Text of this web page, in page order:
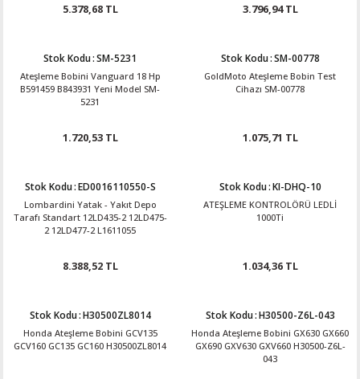
5.378,68 TL 3.796,94 TL
Stok Kodu:SM-5231
Ateşleme Bobini Vanguard 18 Hp
B591459 B843931 Yeni Model SM-
5231
1.720,53 TL
Stok Kodu:SM-00778
GoldMoto Ateşleme Bobin Test
Cihazı SM-00778
1.075,71 TL
Stok Kodu:ED0016110550-S
Lombardini Yatak - Yakıt Depo
Tarafı Standart 12LD435-2 12LD475-
2 12LD477-2 L1611055
8.388,52 TL
Stok Kodu:KI-DHQ-10
ATEŞLEME KONTROLÖRÜ LEDLİ
1000Ti
1.034,36 TL
Stok Kodu:H30500ZL8014
Honda Ateşleme Bobini GCV135
GCV160 GC135 GC160 H30500ZL8014
Stok Kodu:H30500-Z6L-043
Honda Ateşleme Bobini GX630 GX660
GX690 GXV630 GXV660 H30500-Z6L-
043